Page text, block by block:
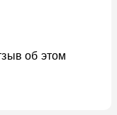
об этом